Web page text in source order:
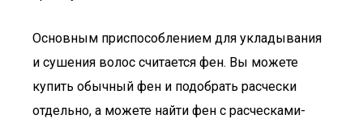
Основным приспособлением для укладывания
и сушения волос считается фен. Вы можете
купить обычный фен и подобрать расчески
отдельно, а можете найти фен с расческами-